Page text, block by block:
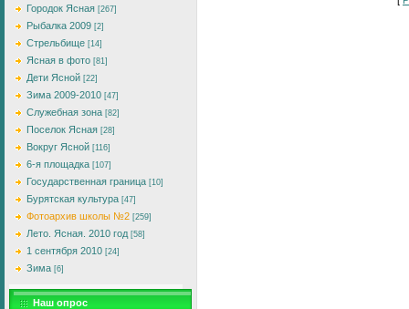
Городок Ясная [267]
Рыбалка 2009 [2]
Стрельбище [14]
Ясная в фото [81]
Дети Ясной [22]
Зима 2009-2010 [47]
Служебная зона [82]
Поселок Ясная [28]
Вокруг Ясной [116]
6-я площадка [107]
Государственная граница [10]
Бурятская культура [47]
Фотоархив школы №2 [259]
Лето. Ясная. 2010 год [58]
1 сентября 2010 [24]
Зима [6]
Наш опрос